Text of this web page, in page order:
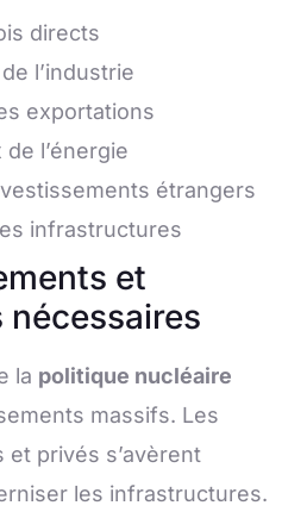
directs
l’industrie
exportations
l’énergie
étrangers
infrastructures
et
la politique nucléaire
massifs. Les
privés s’avèrent
les infrastructures.